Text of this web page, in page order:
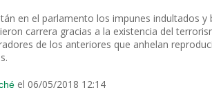
en el parlamento los impunes indultados y
carrera gracias a la existencia del
de los anteriores que anhelan
el 06/05/2018 12:14